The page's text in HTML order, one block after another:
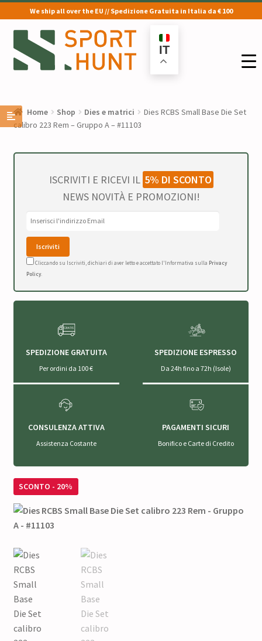
We ship all over the EU // Spedizione Gratuita in Italia da € 100
Vai
alla
navigazione
Vai
al
contenuto
IT
Home Shop Dies e matrici
Dies RCBS Small Base Die Set
calibro 223 Rem – Gruppo A – #11103
ISCRIVITI E RICEVI IL 5% DI SCONTO
NEWS NOVITÀ E PROMOZIONI!
Cliccando su Iscriviti, dichiari di aver letto e accettato l'Informativa sulla Privacy
Policy.
SPEDIZIONE GRATUITA
Per ordini da 100 €
SPEDIZIONE ESPRESSO
Da 24h fino a 72h (Isole)
CONSULENZA ATTIVA
Assistenza Costante
PAGAMENTI SICURI
Bonifico e Carte di Credito
SCONTO - 20%